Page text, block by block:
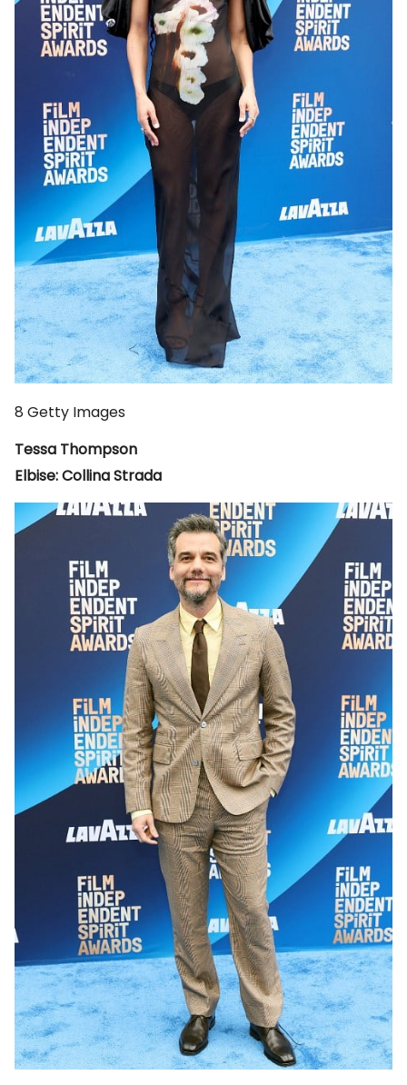
8 Getty Images
Tessa Thompson
Elbise: Collina Strada